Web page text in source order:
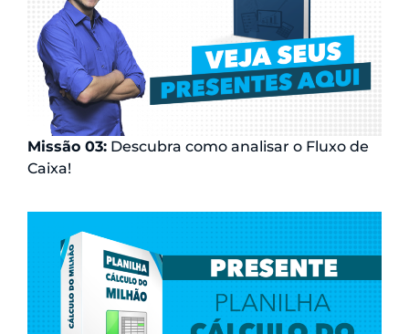
Missão 03: Descubra como analisar o Fluxo de
Caixa!